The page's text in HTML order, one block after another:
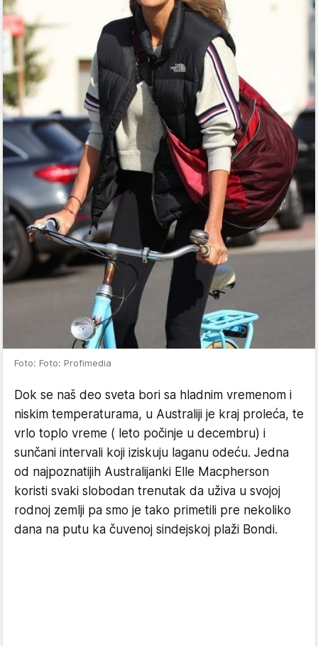
Foto: Foto: Profimedia
Dok se naš deo sveta bori sa hladnim vremenom i
niskim temperaturama, u Australiji je kraj proleća, te
vrlo toplo vreme ( leto počinje u decembru) i
sunčani intervali koji iziskuju laganu odeću. Jedna
od najpoznatijih Australijanki Elle Macpherson
koristi svaki slobodan trenutak da uživa u svojoj
rodnoj zemlji pa smo je tako primetili pre nekoliko
dana na putu ka čuvenoj sindejskoj plaži Bondi.